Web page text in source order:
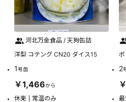
河北万金食品 / 天狗缶詰
洋梨 コテング CN20 ダイス15
1号缶
￥1,466から
休売 常温のみ
2